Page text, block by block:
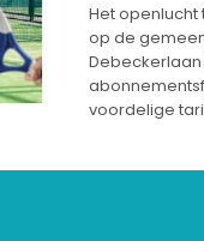
Het openlucht
op de
Debeckerlaan
voordelige